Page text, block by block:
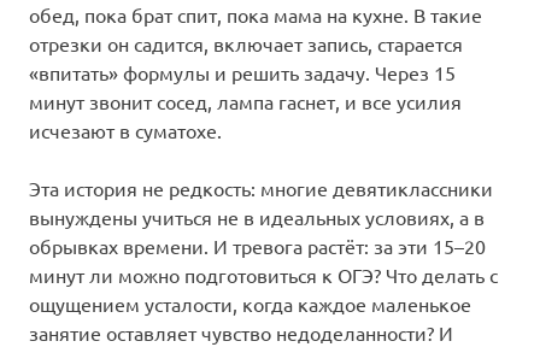
обед, пока брат спит, пока мама на кухне. В такие
отрезки он садится, включает запись, старается
«впитать» формулы и решить задачу. Через 15
минут звонит сосед, лампа гаснет, и все усилия
исчезают в суматохе.
Эта история не редкость: многие девятиклассники
вынуждены учиться не в идеальных условиях, а в
обрывках времени. И тревога растёт: за эти 15–20
минут ли можно подготовиться к ОГЭ? Что делать с
ощущением усталости, когда каждое маленькое
занятие оставляет чувство недоделанности? И